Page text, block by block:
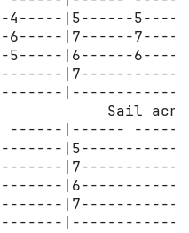
4-----|5------
6-----|7------
5-----|6------
Sail
------|------